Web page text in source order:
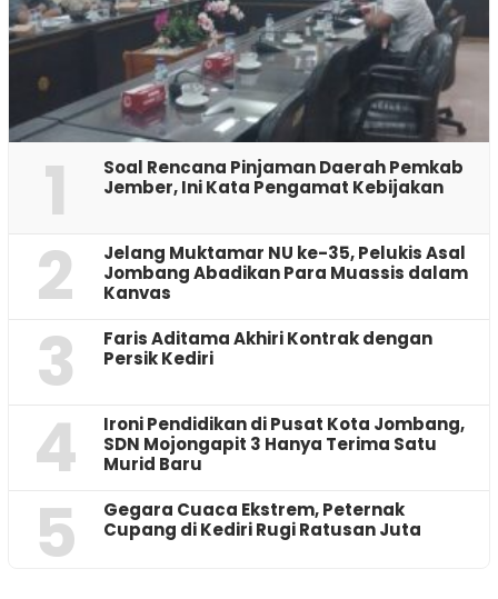
1
‎Soal Rencana Pinjaman Daerah Pemkab
Jember, Ini Kata Pengamat Kebijakan ‎
2
Jelang Muktamar NU ke-35, Pelukis Asal
Jombang Abadikan Para Muassis dalam
Kanvas
3
Faris Aditama Akhiri Kontrak dengan
Persik Kediri
4
Ironi Pendidikan di Pusat Kota Jombang,
SDN Mojongapit 3 Hanya Terima Satu
Murid Baru
5
‎Gegara Cuaca Ekstrem, Peternak
Cupang di Kediri Rugi Ratusan Juta